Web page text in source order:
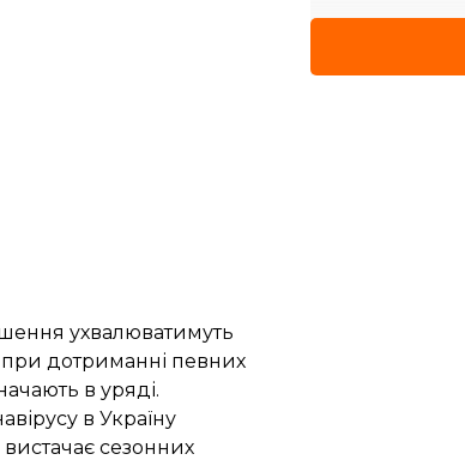
ухвалюватимуть
при дотриманні певних
в уряді.
в Україну
сезонних